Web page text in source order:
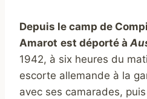
Depuis le camp de
Amarot est déporté à
1942, à six heures du
escorte allemande à la
avec ses camarades,